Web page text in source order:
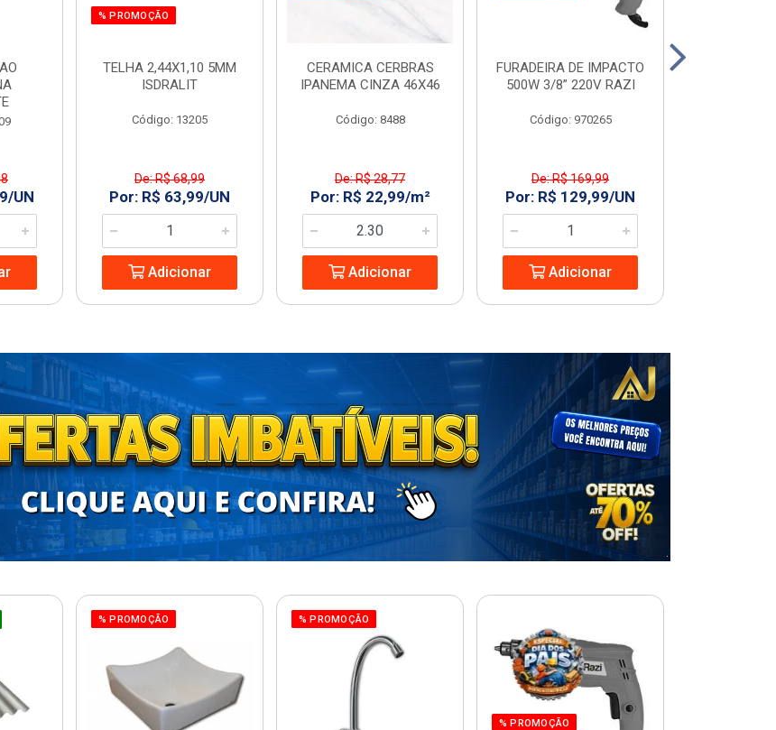
UN
% PROMOÇÃO
TELHA 2,44X1,10 5MM
ISDRALIT
Código: 13205
De: R$ 68,99
Por: R$ 63,99/UN
Adicionar
CERAMICA CERBRAS
IPANEMA CINZA 46X46
Código: 8488
De: R$ 28,77
Por: R$ 22,99/m²
Adicionar
FURADEIRA DE IMPACTO
500W 3/8” 220V RAZI
Código: 970265
De: R$ 169,99
Por: R$ 129,99/UN
Adicionar
% PROMOÇÃO % PROMOÇÃO
% PROMOÇÃO